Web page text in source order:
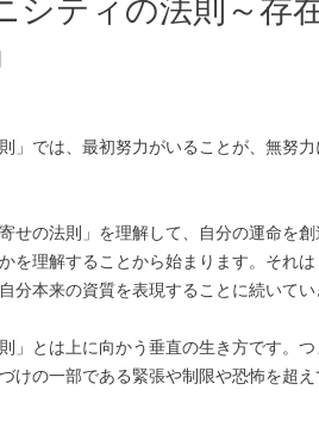
」では、最初努力がいることが、無努
せの法則」を理解して、自分の運命を創
を理解することから始まります。それ
分本来の資質を表現することに続いてい
」とは上に向かう垂直の生き方です。
けの一部である緊張や制限や恐怖を超